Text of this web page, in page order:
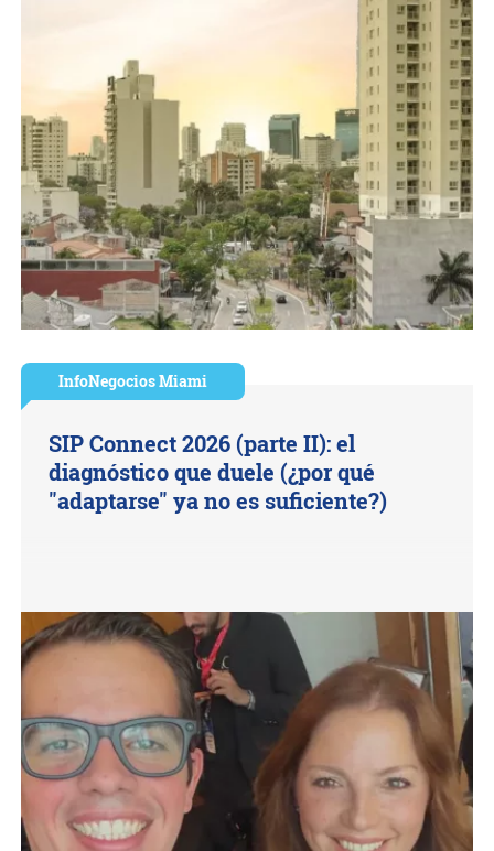
InfoNegocios Miami
SIP Connect 2026 (parte II): el
diagnóstico que duele (¿por qué
"adaptarse" ya no es suficiente?)